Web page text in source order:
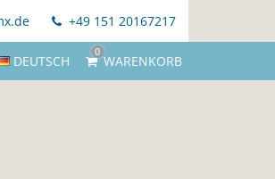
+49 151 20167217
DEUTSCH
0
WARENKORB